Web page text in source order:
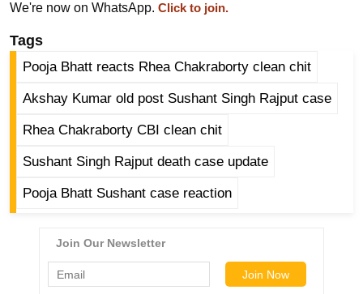
r
e
N
We're now on WhatsApp. Click to join.
Tags
Pooja Bhatt reacts Rhea Chakraborty clean chit
Akshay Kumar old post Sushant Singh Rajput case
Rhea Chakraborty CBI clean chit
Sushant Singh Rajput death case update
Pooja Bhatt Sushant case reaction